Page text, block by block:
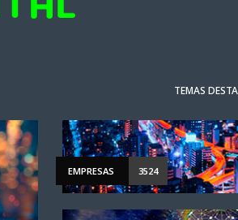
NOTICIAS DESTACADAS
TEMAS
EMPRESAS 3524